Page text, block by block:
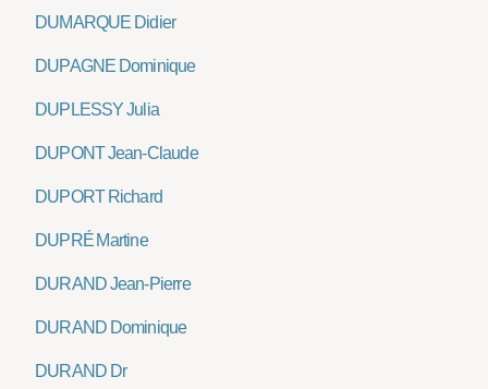
DUMARQUE Didier
DUPAGNE Dominique
DUPLESSY Julia
DUPONT Jean-Claude
DUPORT Richard
DUPRÉ Martine
DURAND Jean-Pierre
DURAND Dominique
DURAND Dr